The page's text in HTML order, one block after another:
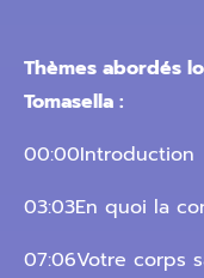
Thèmes abordés
Tomasella :
00:00Introduction
03:03En quoi la
07:06Votre corps